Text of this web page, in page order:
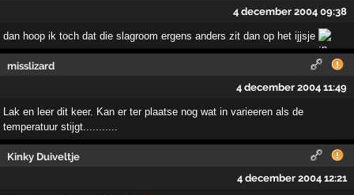
4 december 2004 09:38
dan hoop ik toch dat die slagroom ergens anders zit dan op het ijjsje
misslizard
4 december 2004 11:49
Lak en leer dit keer. Kan er ter plaatse nog wat in varieeren als de
temperatuur stijgt...........
Kinky Duiveltje
4 december 2004 12:21